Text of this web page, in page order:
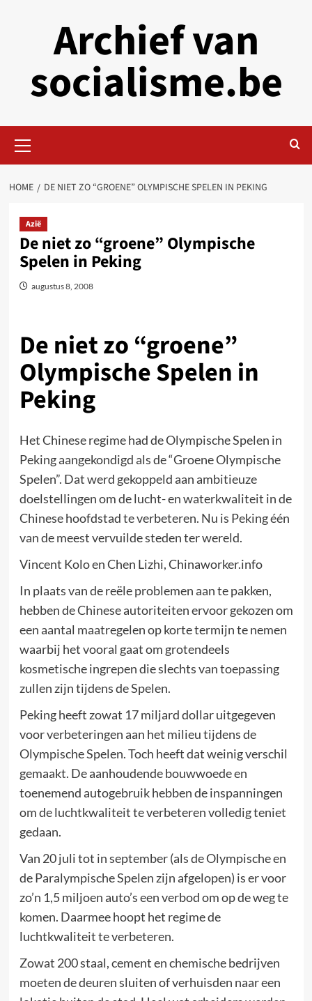
Archief van
socialisme.be
Menu
HOME DE NIET ZO “GROENE” OLYMPISCHE SPELEN IN PEKING
Azië
De niet zo “groene” Olympische
Spelen in Peking
augustus 8, 2008
De niet zo “groene”
Olympische Spelen in
Peking
Het Chinese regime had de Olympische Spelen in
Peking aangekondigd als de “Groene Olympische
Spelen”. Dat werd gekoppeld aan ambitieuze
doelstellingen om de lucht- en waterkwaliteit in de
Chinese hoofdstad te verbeteren. Nu is Peking één
van de meest vervuilde steden ter wereld.
Vincent Kolo en Chen Lizhi, Chinaworker.info
In plaats van de reële problemen aan te pakken,
hebben de Chinese autoriteiten ervoor gekozen om
een aantal maatregelen op korte termijn te nemen
waarbij het vooral gaat om grotendeels
kosmetische ingrepen die slechts van toepassing
zullen zijn tijdens de Spelen.
Peking heeft zowat 17 miljard dollar uitgegeven
voor verbeteringen aan het milieu tijdens de
Olympische Spelen. Toch heeft dat weinig verschil
gemaakt. De aanhoudende bouwwoede en
toenemend autogebruik hebben de inspanningen
om de luchtkwaliteit te verbeteren volledig teniet
gedaan.
Van 20 juli tot in september (als de Olympische en
de Paralympische Spelen zijn afgelopen) is er voor
zo’n 1,5 miljoen auto’s een verbod om op de weg te
komen. Daarmee hoopt het regime de
luchtkwaliteit te verbeteren.
Zowat 200 staal, cement en chemische bedrijven
moeten de deuren sluiten of verhuisden naar een